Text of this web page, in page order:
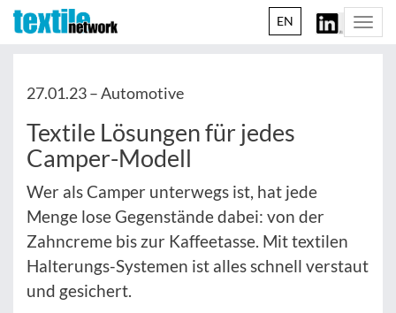
EN
27.01.23 –Automotive
Textile Lösungen für jedes
Camper-Modell
Wer als Camper unterwegs ist, hat jede
Menge lose Gegenstände dabei: von der
Zahncreme bis zur Kaffeetasse. Mit textilen
Halterungs-Systemen ist alles schnell verstaut
und gesichert.